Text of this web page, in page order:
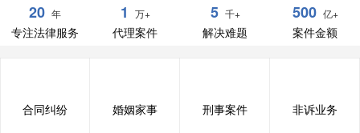
20 年
专注法律服务
1 万+
代理案件
5 千+
解决难题
500 亿+
案件金额
合同纠纷 婚姻家事 刑事案件 非诉业务